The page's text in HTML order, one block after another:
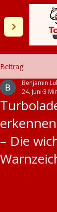
Beitrag
– Die
Benjamin
24. Juni 3